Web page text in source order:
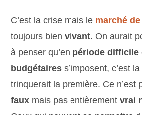
C’est la crise mais le marché
toujours bienvivant. On aurait
à penser qu’en période difficile
budgétaires s’imposent, c’est
trinquerait la première. Ce n’est
faux mais pas entièrementvrai